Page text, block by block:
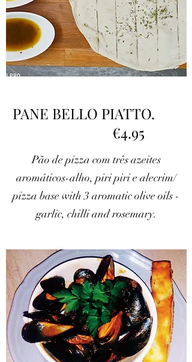
PANE BELLO PIATTO.
€4.95
Pão de pizza com três azeites
aromáticos-alho, piri piri e alecrim/
pizza base with 3 aromatic olive oils -
garlic, chilli and rosemary.